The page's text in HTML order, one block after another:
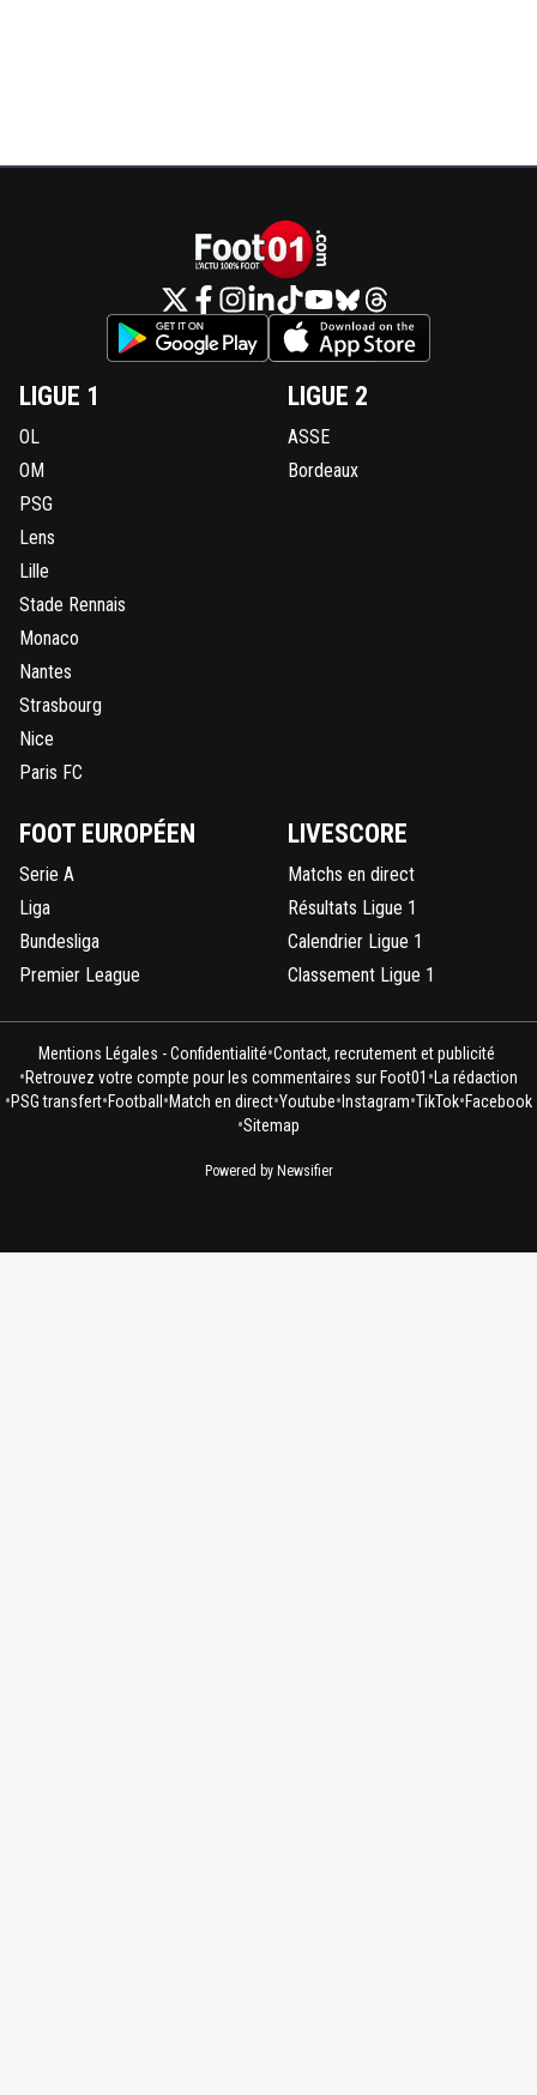
LIGUE 1
OL
OM
PSG
Lens
Lille
Stade Rennais
Monaco
Nantes
Strasbourg
Nice
Paris FC
LIGUE 2
ASSE
Bordeaux
FOOT EUROPÉEN
Serie A
Liga
Bundesliga
Premier League
LIVESCORE
Matchs en direct
Résultats Ligue 1
Calendrier Ligue 1
Classement Ligue 1
Mentions Légales - Confidentialité•Contact, recrutement et publicité
•Retrouvez votre compte pour les commentaires sur Foot01 • La rédaction
•PSG transfert•Football •Match en direct•Youtube• Instagram•TikTok•Facebook
•Sitemap
Powered by Newsifier